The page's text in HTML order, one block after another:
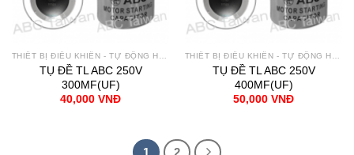
TỤ ĐỀ TL ABC 250V
300MF(UF)
40,000 VNĐ
TỤ ĐỀ TL ABC 250V
400MF(UF)
50,000 VNĐ
1 2